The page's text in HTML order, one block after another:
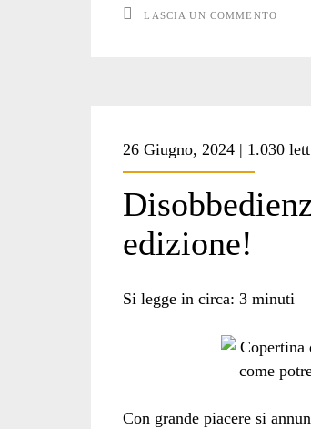
LASCIA UN COMMENTO
26 Giugno, 2024 | 1.030
edizione!
Si legge in circa: 3 minuti
Con grande piacere si